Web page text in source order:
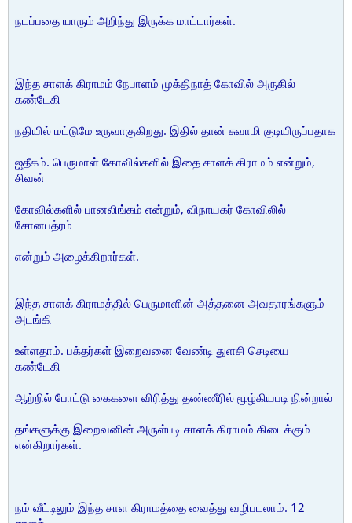
நடப்பதை யாரும் அறிந்து இருக்க மாட்டார்கள்.
இந்த சாளக் கிராமம் நேபாளம் முக்திநாத் கோவில் அருகில்
கண்டேகி
நதியில் மட்டுமே உருவாகுகிறது. இதில் தான் சுவாமி குடியிருப்பதாக
ஐதீகம். பெருமாள் கோவில்களில் இதை சாளக் கிராமம் என்றும்,
சிவன்
கோவில்களில் பானலிங்கம் என்றும், விநாயகர் கோவிலில்
சோனபத்ரம்
என்றும் அழைக்கிறார்கள்.
இந்த சாளக் கிராமத்தில் பெருமாளின் அத்தனை அவதாரங்களும்
அடங்கி
உள்ளதாம். பக்தர்கள் இறைவனை வேண்டி துளசி செடியை
கண்டேகி
ஆற்றில் போட்டு கைகளை விரித்து தண்ணீரில் மூழ்கியபடி நின்றால்
தங்களுக்கு இறைவனின் அருள்படி சாளக் கிராமம் கிடைக்கும்
என்கிறார்கள்.
நம் வீட்டிலும் இந்த சாள கிராமத்தை வைத்து வழிபடலாம். 12